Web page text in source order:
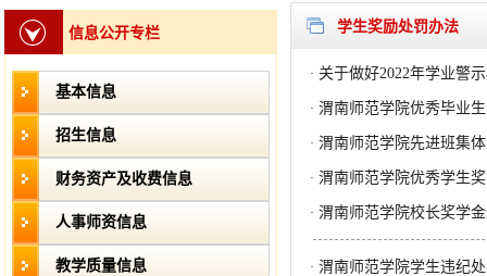
信息公开专栏
基本信息
招生信息
财务资产及收费信息
人事师资信息
教学质量信息
学生奖励处罚办法
· 关于做好2022年学业警
· 渭南师范学院优秀毕业
· 渭南师范学院先进班集
· 渭南师范学院优秀学生
· 渭南师范学院校长奖学
· 渭南师范学院学生违纪